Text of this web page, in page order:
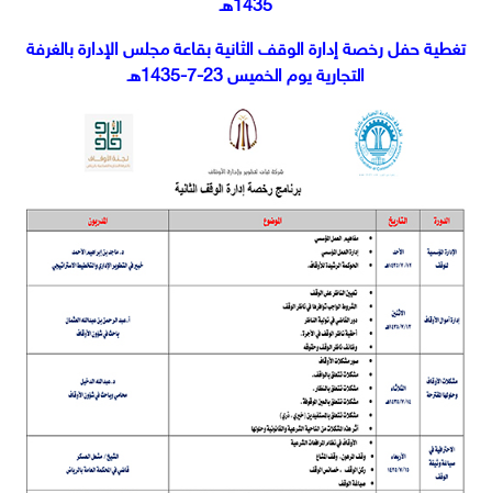
1435هـ
تغطية حفل رخصة إدارة الوقف الثانية بقاعة مجلس الإدارة بالغرفة
التجارية يوم الخميس 23-7-1435هـ